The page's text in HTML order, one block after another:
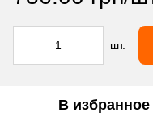
шт.
В избранное